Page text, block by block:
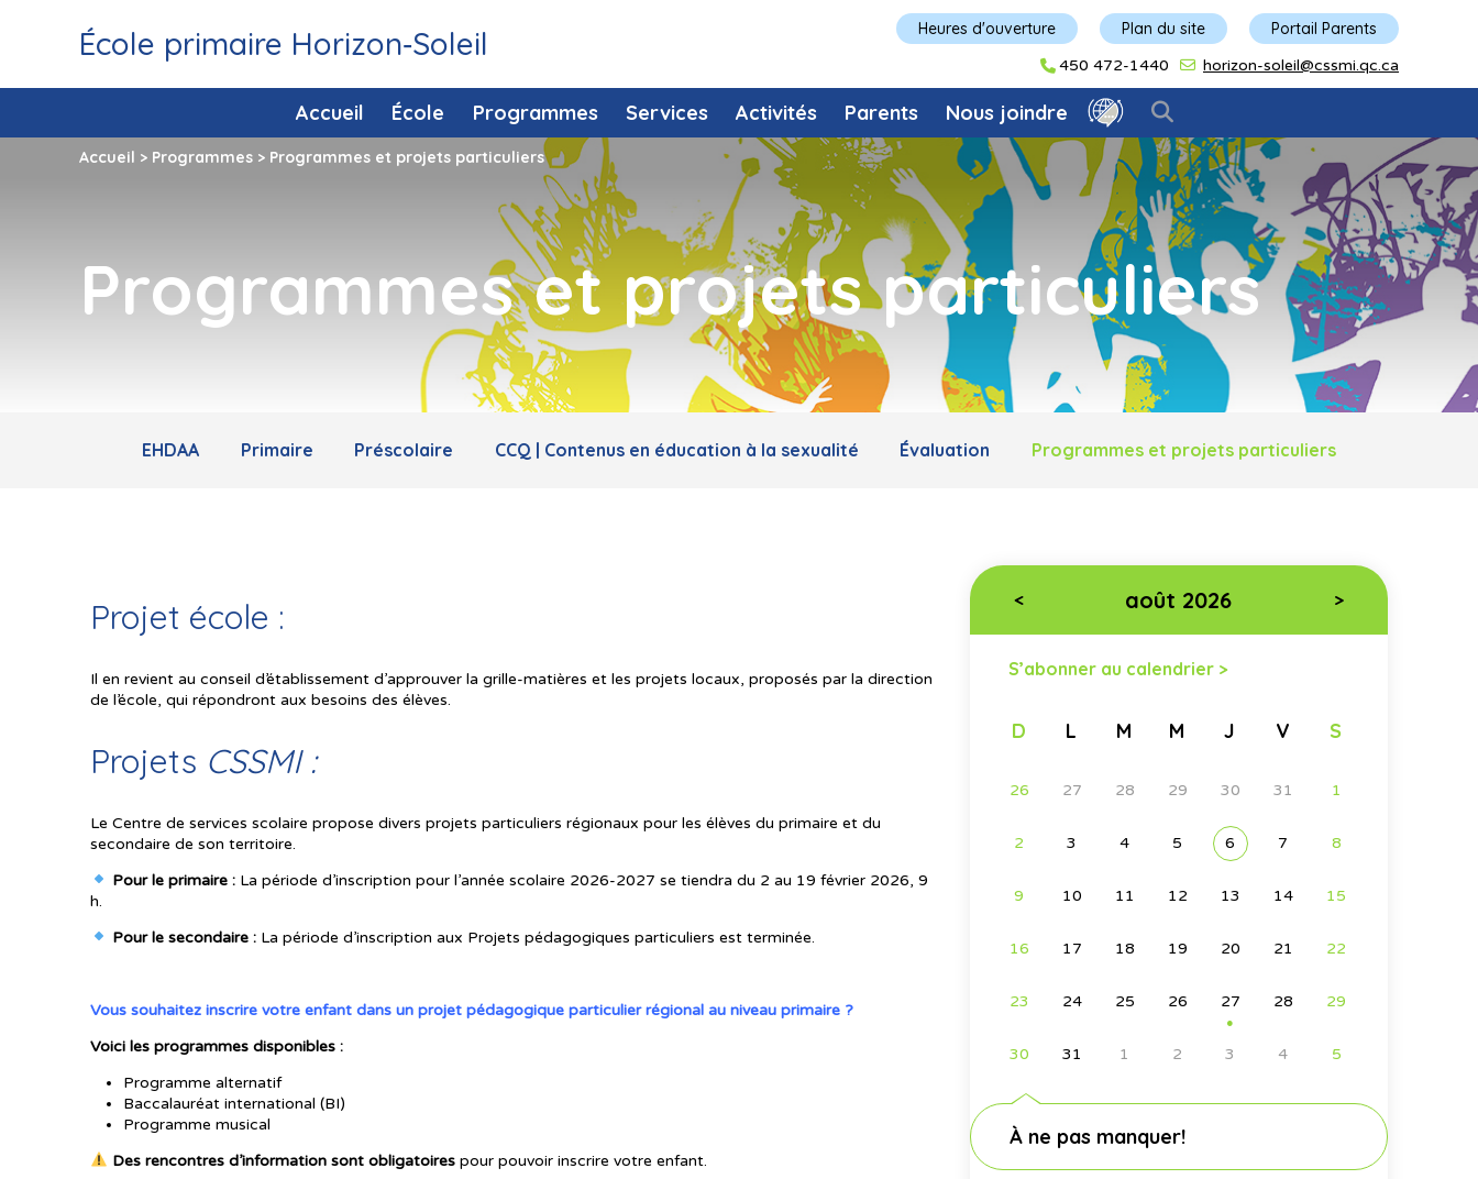
École primaire Horizon‑Soleil Plan du site Portail Parents
Heures d'ouverture
450 472-1440 horizon-soleil@cssmi.qc.ca
Accueil École Programmes Services Activités Parents Nous joindre
Accueil > Programmes > Programmes et projets particuliers
Programmes et projets particuliers
EHDAA Primaire Préscolaire CCQ | Contenus en éducation à la sexualité Évaluation Programmes et projets particuliers
Projet école :
Il en revient au conseil d’établissement d’approuver la grille-matières et les projets locaux, proposés par la direction
de l’école, qui répondront aux besoins des élèves.
Projets CSSMI :
Le Centre de services scolaire propose divers projets particuliers régionaux pour les élèves du primaire et du
secondaire de son territoire.
Pour le primaire :La période d’inscription pour l’année scolaire 2026-2027 se tiendra du 2 au 19 février 2026, 9
h.
Pour le secondaire :La période d’inscription aux Projets pédagogiques particuliers est terminée.
Vous souhaitez inscrire votre enfant dans un projet pédagogique particulier régional au niveau primaire ?
Voici les programmes disponibles :
Programme alternatif
Baccalauréat international (BI)
Programme musical
Des rencontres d’information sont obligatoirespour pouvoir inscrire votre enfant.
< août 2026 >
S’abonner au calendrier >
D L M M J V S
26 27 28 29 30 31 1
2 3 4 5 6 7 8
9 10 11 12 13 14 15
16 17 18 19 20 21 22
23 24 25 26 27
●
28 29
30 31 1 2 3 4 5
À ne pas manquer!